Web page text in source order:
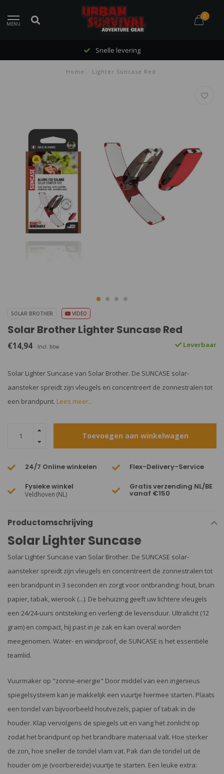
MENU
0
Snelle levering
Home Lighter Suncase Red
SOLAR BROTHER VIDEO
Solar Brother Lighter Suncase Red
€14,94 Incl. btw Leverbaar
Solar Lighter Suncase van Solar Brother. De SUNCASE solar-
aansteker spreidt zijn vleugels en concentreert de zonnestralen tot
een brandpunt. Lees meer..
Toevoegen aan winkelwagen
24/7 Online winkelen Flex-Delivery-Service
Fysieke winkel
Veldhoven (NL)
Gratis verzending NL/BE
vanaf €150
Productomschrijving
Solar Lighter Suncase
Solar Lighter Suncase van Solar Brother. De SUNCASE solar-
aansteker spreidt zijn vleugels en concentreert de zonnestralen tot
een brandpunt in 3 seconden en zorgt voor ontbranding: hout, bruin
papier, tabak, wierook (...). De behuizing geeft uw lichtere vleugels
een 24/24-uurs ontsteking en verlengt de levensduur. Ultralicht (12
gram) en compact, hij past in je zak en kan overal worden
meegenomen. Water- en windproof, de SUNCASE is het essentiële
teamlid.
Vuurmaker op "zonne-energie" Door middel van een ingenieus
spiegelsysteem kan je makkelijk een vuurtje hiermee starten. Plaats
een tondel van bijvoorbeeld houtvezels, papier of tabak in de
houder. Klap vervolgens de spiegels uit en vang het zonlicht op
zodat het brandpunt op het brandbare materiaal valt. Hoe sterker
de zon, hoe sneller de tondel vlam vat. Pak dan de tondel uit de
houder om je (voorbereide) vuurtje te starten. Een leuke extra: